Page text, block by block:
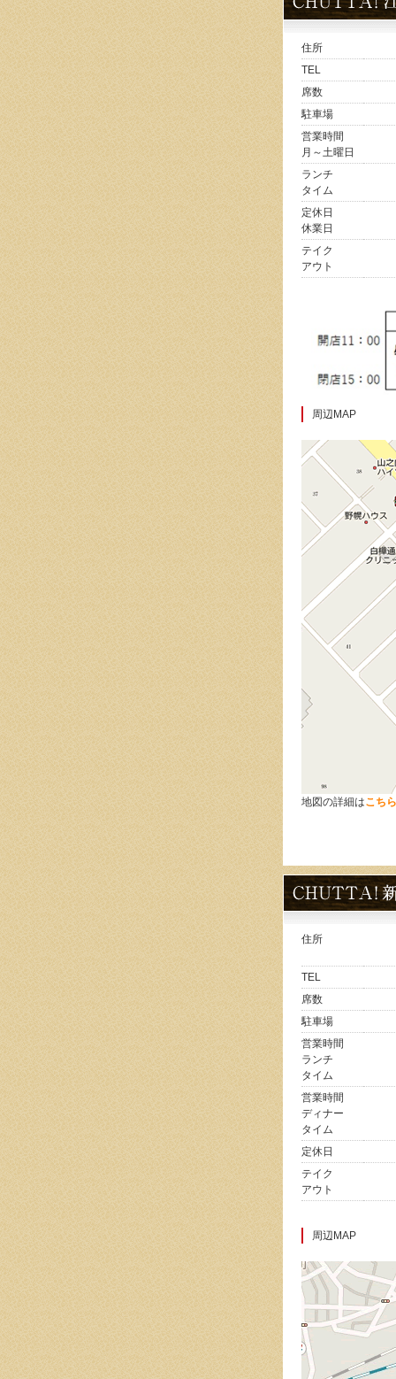
住所
TEL
席数
駐車場
営業時間
月～土曜日
ランチ
タイム
定休日
休業日
テイク
アウト
周辺MAP
地図の詳細はこちら
住所
TEL
席数
駐車場
営業時間
ランチ
タイム
営業時間
ディナー
タイム
定休日
テイク
アウト
周辺MAP